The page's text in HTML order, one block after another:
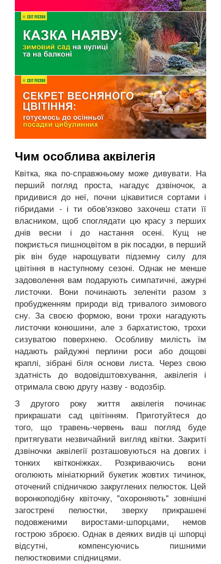
Чим особлива аквілегія
Квітка, яка по-справжньому може дивувати. На
перший погляд проста, нагадує дзвіночок, а
придивися до неї, почни цікавитися сортами і
гібридами - і ти обов'язково захочеш стати її
власником, щоб споглядати цю красу з перших
днів весни і до настання осені. Кущ не
покриється пишноцвітом в рік посадки, в перший
рік він буде нарощувати підземну силу для
цвітіння в наступному сезоні. Однак не менше
задоволення вам подарують симпатичні, ажурні
листочки. Вони починають зеленіти разом з
пробудженням природи від тривалого зимового
сну. За своєю формою, вони трохи нагадують
листочки конюшини, але з бархатистою, трохи
сизуватою поверхнею. Особливу милість їм
надають райдужні перлини роси або дощові
краплі, зібрані біля основи листа. Через свою
здатність до водовідштовхування, аквілегія і
отримала свою другу назву - водозбір.
З другого року життя аквілегія починає
прикрашати сад цвітінням. Приготуйтеся до
того, що травень-червень ваш погляд буде
притягувати незвичайний вигляд квітки. Закриті
дзвіночки аквілегії розташовуються на довгих і
тонких квітконіжках. Розкриваючись вони
оголюють мініатюрний букетик жовтих тичинок,
оточений спідничкою закруглених пелюсток. Цей
воронкоподібну квіточку, "охороняють" зовнішні
загострені пелюстки, зверху прикрашені
подовженими виростами-шпорцами, немов
гострою зброєю. Однак в деяких видів ці шпорці
відсутні, компенсуючись пишними
пелюстковими спідницями.